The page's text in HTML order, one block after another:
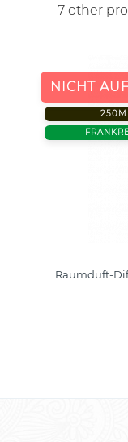
7 other
NICHT
Raumduft-